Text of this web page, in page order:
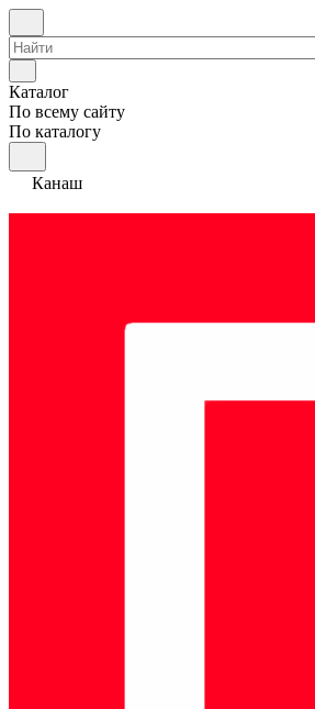
Каталог
По всему сайту
По каталогу
Канаш